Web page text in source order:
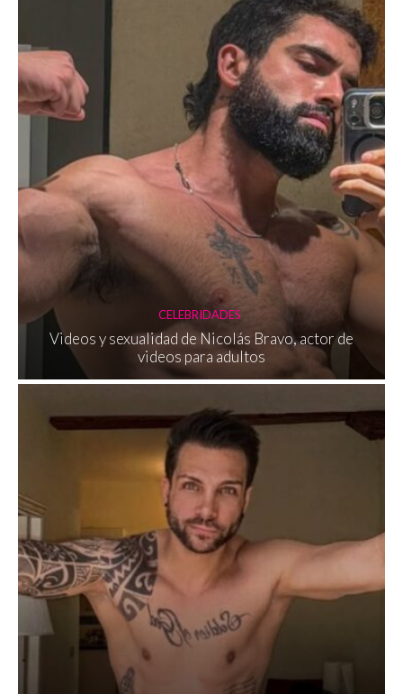
CELEBRIDADES
Videos y sexualidad de Nicolás Bravo, actor de
videos para adultos